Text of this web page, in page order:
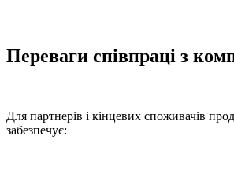
Переваги співпраці з
Для партнерів і кінцевих споживачів
забезпечує: